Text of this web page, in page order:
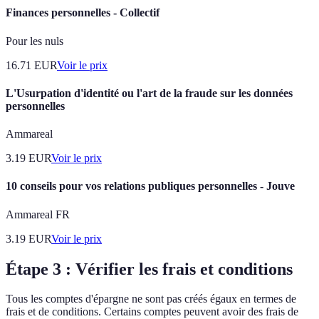
Finances personnelles - Collectif
Pour les nuls
16.71 EURVoir le prix
L'Usurpation d'identité ou l'art de la fraude sur les données
personnelles
Ammareal
3.19 EURVoir le prix
10 conseils pour vos relations publiques personnelles - Jouve
Ammareal FR
3.19 EURVoir le prix
Étape 3 : Vérifier les frais et conditions
Tous les comptes d'épargne ne sont pas créés égaux en termes de
frais et de conditions. Certains comptes peuvent avoir des frais de